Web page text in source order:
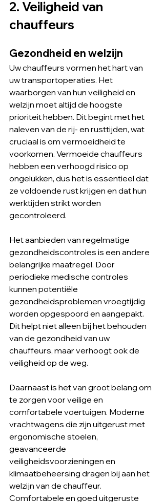
2. Veiligheid van
chauffeurs
Gezondheid en welzijn
Uw chauffeurs vormen het hart van
uw transportoperaties. Het
waarborgen van hun veiligheid en
welzijn moet altijd de hoogste
prioriteit hebben. Dit begint met het
naleven van de rij- en rusttijden, wat
cruciaal is om vermoeidheid te
voorkomen. Vermoeide chauffeurs
hebben een verhoogd risico op
ongelukken, dus het is essentieel dat
ze voldoende rust krijgen en dat hun
werktijden strikt worden
gecontroleerd.
Het aanbieden van regelmatige
gezondheidscontroles is een andere
belangrijke maatregel. Door
periodieke medische controles
kunnen potentiële
gezondheidsproblemen vroegtijdig
worden opgespoord en aangepakt.
Dit helpt niet alleen bij het behouden
van de gezondheid van uw
chauffeurs, maar verhoogt ook de
veiligheid op de weg.
Daarnaast is het van groot belang om
te zorgen voor veilige en
comfortabele voertuigen. Moderne
vrachtwagens die zijn uitgerust met
ergonomische stoelen,
geavanceerde
veiligheidsvoorzieningen en
klimaatbeheersing dragen bij aan het
welzijn van de chauffeur.
Comfortabele en goed uitgeruste